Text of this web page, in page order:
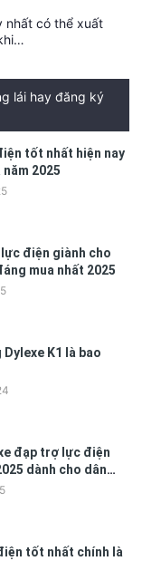
nhất có thể xuất
lái hay đăng ký
tốt nhất hiện nay
2025
điện giành cho
mua nhất 2025
K1 là bao
đạp trợ lực điện
dành cho dân
tốt nhất chính là